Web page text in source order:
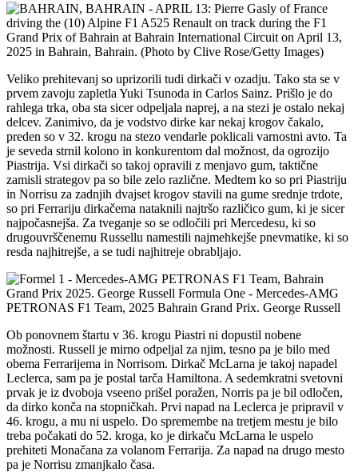
Veliko prehitevanj so uprizorili tudi dirkači v ozadju. Tako sta se v
prvem zavoju zapletla Yuki Tsunoda in Carlos Sainz. Prišlo je do
rahlega trka, oba sta sicer odpeljala naprej, a na stezi je ostalo nekaj
delcev. Zanimivo, da je vodstvo dirke kar nekaj krogov čakalo,
preden so v 32. krogu na stezo vendarle poklicali varnostni avto. Ta
je seveda strnil kolono in konkurentom dal možnost, da ogrozijo
Piastrija. Vsi dirkači so takoj opravili z menjavo gum, taktične
zamisli strategov pa so bile zelo različne. Medtem ko so pri Piastriju
in Norrisu za zadnjih dvajset krogov stavili na gume srednje trdote,
so pri Ferrariju dirkačema nataknili najtršo različico gum, ki je sicer
najpočasnejša. Za tveganje so se odločili pri Mercedesu, ki so
drugouvrščenemu Russellu namestili najmehkejše pnevmatike, ki so
resda najhitrejše, a se tudi najhitreje obrabljajo.
Ob ponovnem štartu v 36. krogu Piastri ni dopustil nobene
možnosti. Russell je mirno odpeljal za njim, tesno pa je bilo med
obema Ferrarijema in Norrisom. Dirkač McLarna je takoj napadel
Leclerca, sam pa je postal tarča Hamiltona. A sedemkratni svetovni
prvak je iz dvoboja vseeno prišel poražen, Norris pa je bil odločen,
da dirko konča na stopničkah. Prvi napad na Leclerca je pripravil v
46. krogu, a mu ni uspelo. Do spremembe na tretjem mestu je bilo
treba počakati do 52. kroga, ko je dirkaču McLarna le uspelo
prehiteti Monačana za volanom Ferrarija. Za napad na drugo mesto
pa je Norrisu zmanjkalo časa.